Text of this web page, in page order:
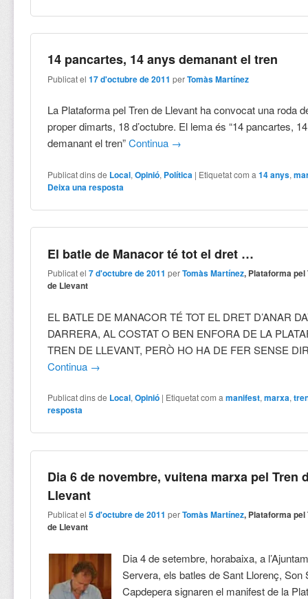
14 pancartes, 14 anys demanant el tren
Publicat el17 d'octubre de 2011 perTomàs Martínez
La Plataforma pel Tren de Llevant ha convocat una roda
proper dimarts, 18 d’octubre. El lema és “14 pancartes,
demanant el tren”Continua →
Publicat dins de Local,Opinió, Política | Etiquetat com a 14 anys,
Deixa una resposta
El batle de Manacor té tot el dret …
Publicat el7 d'octubre de 2011 perTomàs Martínez, Plataforma pel
de Llevant
EL BATLE DE MANACOR TÉ TOT EL DRET D’ANAR
DARRERA, AL COSTAT O BEN ENFORA DE LA
TREN DE LLEVANT, PERÒ HO HA DE FER SENSE
Continua →
Publicat dins de Local,Opinió | Etiquetat com a manifest,marxa,
resposta
Dia 6 de novembre, vuitena marxa pel Tren
Llevant
Publicat el5 d'octubre de 2011 perTomàs Martínez, Plataforma pel
de Llevant
Dia 4 de setembre, horabaixa, a
Servera, els batles de Sant Llorenç, Son
Capdepera signaren el manifest de la